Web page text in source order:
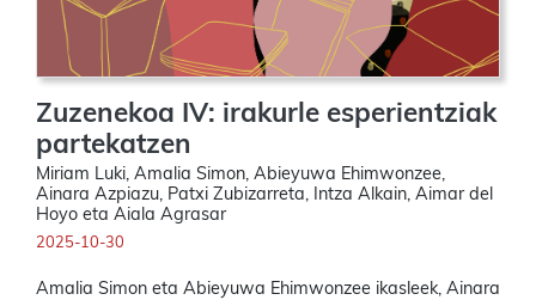
Zuzenekoa IV: irakurle esperientziak
partekatzen
Miriam Luki, Amalia Simon, Abieyuwa Ehimwonzee,
Ainara Azpiazu, Patxi Zubizarreta, Intza Alkain, Aimar del
Hoyo eta Aiala Agrasar
2025-10-30
Amalia Simon eta Abieyuwa Ehimwonzee ikasleek, Ainara